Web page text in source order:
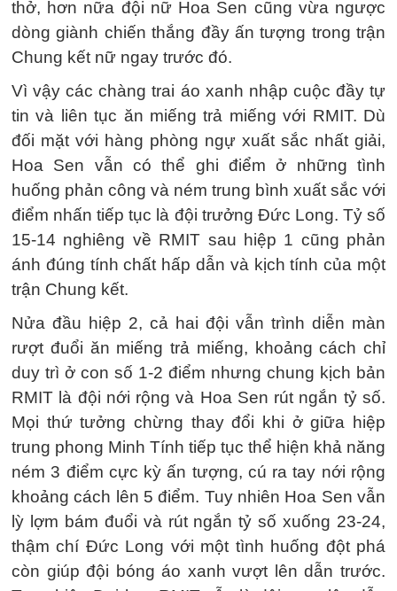
thở, hơn nữa đội nữ Hoa Sen cũng vừa ngược
dòng giành chiến thắng đầy ấn tượng trong trận
Chung kết nữ ngay trước đó.
Vì vậy các chàng trai áo xanh nhập cuộc đầy tự
tin và liên tục ăn miếng trả miếng với RMIT. Dù
đối mặt với hàng phòng ngự xuất sắc nhất giải,
Hoa Sen vẫn có thể ghi điểm ở những tình
huống phản công và ném trung bình xuất sắc với
điểm nhấn tiếp tục là đội trưởng Đức Long. Tỷ số
15-14 nghiêng về RMIT sau hiệp 1 cũng phản
ánh đúng tính chất hấp dẫn và kịch tính của một
trận Chung kết.
Nửa đầu hiệp 2, cả hai đội vẫn trình diễn màn
rượt đuổi ăn miếng trả miếng, khoảng cách chỉ
duy trì ở con số 1-2 điểm nhưng chung kịch bản
RMIT là đội nới rộng và Hoa Sen rút ngắn tỷ số.
Mọi thứ tưởng chừng thay đổi khi ở giữa hiệp
trung phong Minh Tính tiếp tục thể hiện khả năng
ném 3 điểm cực kỳ ấn tượng, cú ra tay nới rộng
khoảng cách lên 5 điểm. Tuy nhiên Hoa Sen vẫn
lỳ lợm bám đuổi và rút ngắn tỷ số xuống 23-24,
thậm chí Đức Long với một tình huống đột phá
còn giúp đội bóng áo xanh vượt lên dẫn trước.